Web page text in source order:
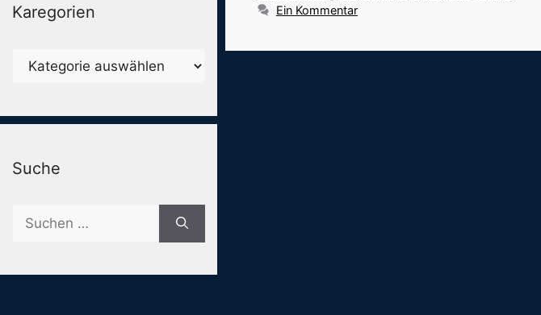
Ein Kommentar
Karegorien
Karegorien
Suche
nach: